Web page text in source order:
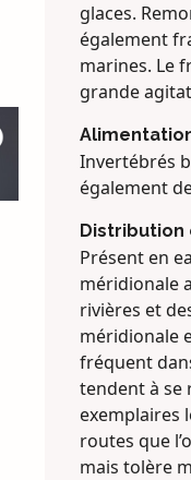
glaces.
également
marines. Le
grande
Invertébrés
également
Présent en
méridionale
rivières et
méridionale
fréquent
tendent à se
exemplaires
routes que
mais tolère